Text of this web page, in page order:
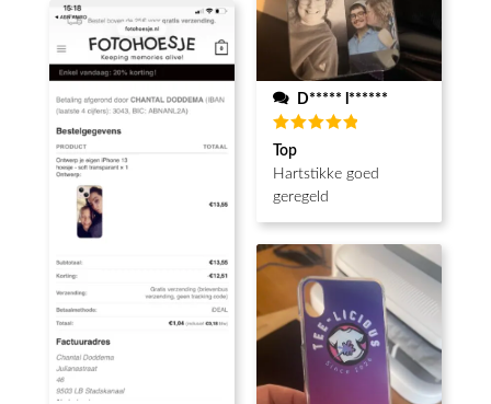
D***** l******
Waardering
5 uit 5
Top
Hartstikke goed
geregeld